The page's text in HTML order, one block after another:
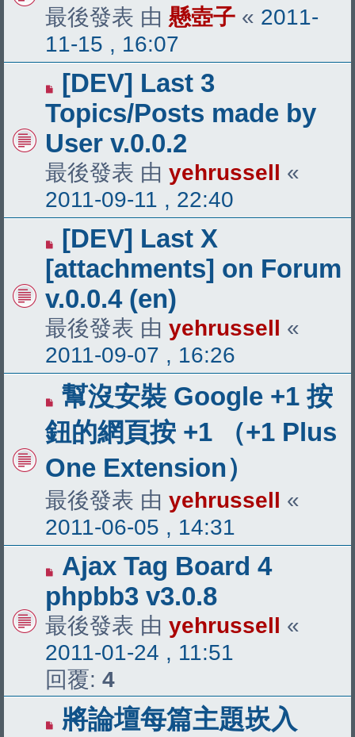
最後發表 由 懸壺子 « 2011-
11-15 , 16:07
[DEV] Last 3
Topics/Posts made by
User v.0.0.2
最後發表 由 yehrussell «
2011-09-11 , 22:40
[DEV] Last X
[attachments] on Forum
v.0.0.4 (en)
最後發表 由 yehrussell «
2011-09-07 , 16:26
幫沒安裝 Google +1 按
鈕的網頁按 +1 （+1 Plus
One Extension）
最後發表 由 yehrussell «
2011-06-05 , 14:31
Ajax Tag Board 4
phpbb3 v3.0.8
最後發表 由 yehrussell «
2011-01-24 , 11:51
回覆: 4
將論壇每篇主題崁入